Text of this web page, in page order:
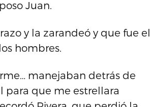
Juan.
y la zarandeó y que fue el
hombres.
manejaban detrás de
para que me estrellara